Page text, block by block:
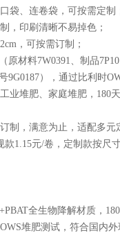
袋、连卷袋，可按需定制
，印刷清晰不易掉色；
，可按需订制；
原材料7W0391、制品
9G0187），通过比利时
业堆肥、家庭堆肥，180
制，满意为止，适配多元
款1.15元/卷，定制款按尺
全生物降解材质，
堆肥测试，符合国内